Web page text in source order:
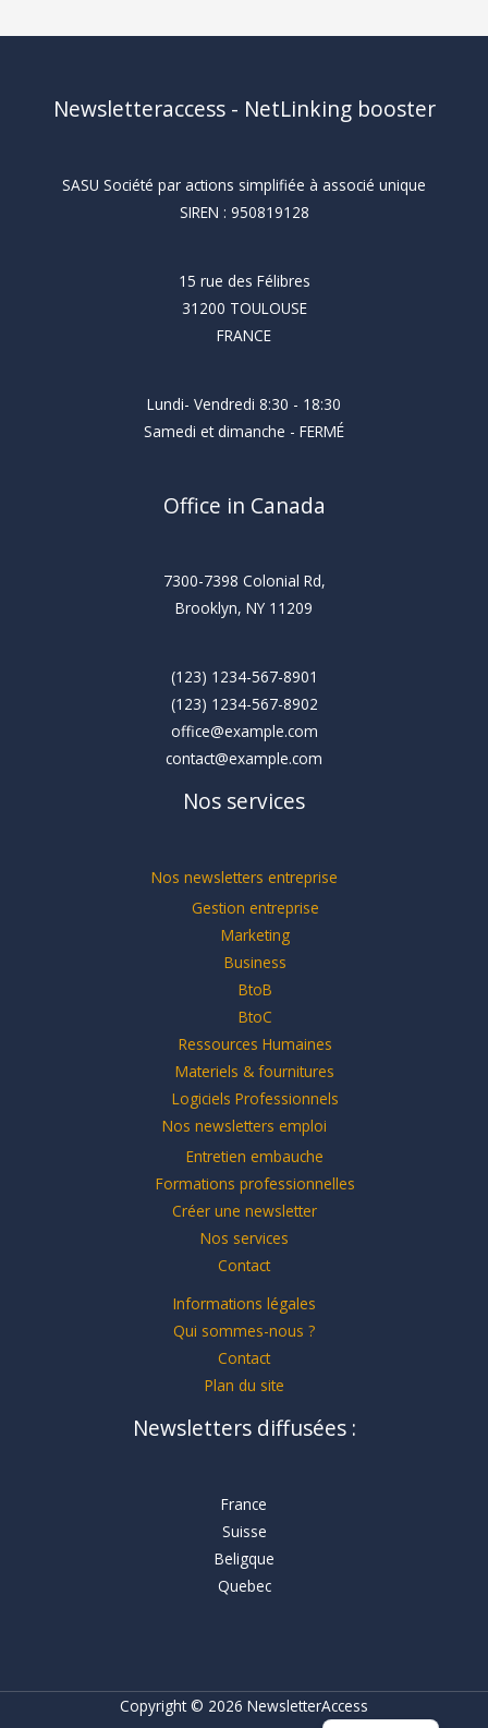
Newsletteraccess - NetLinking booster
SASU Société par actions simplifiée à associé unique
SIREN : 950819128
15 rue des Félibres
31200 TOULOUSE
FRANCE
Lundi- Vendredi 8:30 - 18:30
Samedi et dimanche - FERMÉ
Office in Canada
7300-7398 Colonial Rd,
Brooklyn, NY 11209
(123) 1234-567-8901
(123) 1234-567-8902
office@example.com
contact@example.com
Nos services
Nos newsletters entreprise
Gestion entreprise
Marketing
Business
BtoB
BtoC
Ressources Humaines
Materiels & fournitures
Logiciels Professionnels
Nos newsletters emploi
Entretien embauche
Formations professionnelles
Créer une newsletter
Nos services
Contact
Informations légales
Qui sommes-nous ?
Contact
Plan du site
Newsletters diffusées :
France
Suisse
Beligque
Quebec
Copyright © 2026 NewsletterAccess